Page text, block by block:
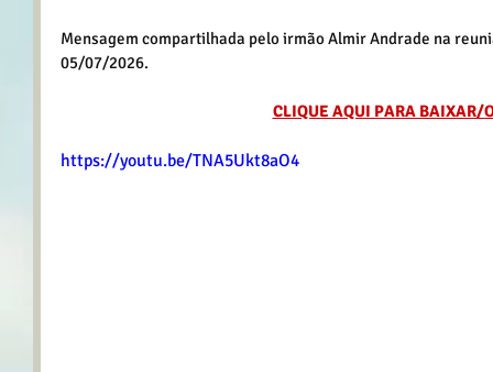
Mensagem compartilhada pelo irmão Almir Andrade na
05/07/2026.
CLIQUE AQUI PARA BAIXAR/
https://youtu.be/TNA5Ukt8aO4